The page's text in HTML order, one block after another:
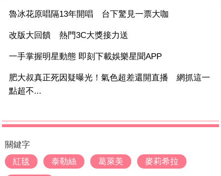
魯冰花原唱隔13年開唱 台下驚見一票大咖
改版大回饋 熱門3C大獎接力送
一手掌握明星動態 即刻下載娛樂星聞APP
肥大叔真正死因疑曝光！氣色超差還開直播 網抓這一
點超不...
關鍵字
紅毯
泰勒絲 葛萊美 麥莉希拉